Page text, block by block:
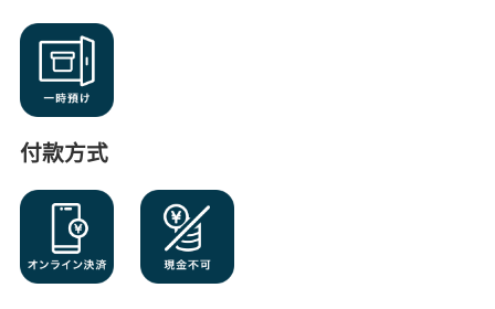
付款方式